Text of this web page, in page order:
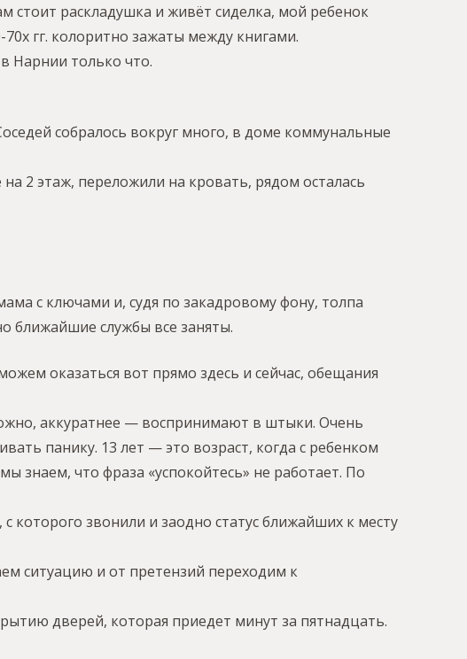
раскладушка и живёт сиделка, мой ребенок
гг. колоритно зажаты между книгами.
Нарнии только что.
собралось вокруг много, в доме коммунальные
2 этаж, переложили на кровать, рядом осталась
с ключами и, судя по закадровому фону, толпа
службы все заняты.
оказаться вот прямо здесь и сейчас, обещания
аккуратнее — воспринимают в штыки. Очень
панику. 13 лет — это возраст, когда с ребенком
знаем, что фраза «успокойтесь» не работает. По
которого звонили и заодно статус ближайших к месту
ситуацию и от претензий переходим к
дверей, которая приедет минут за пятнадцать.